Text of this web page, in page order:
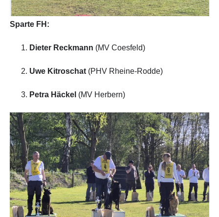
Sparte FH:
Dieter Reckmann (MV Coesfeld)
Uwe Kitroschat (PHV Rheine-Rodde)
Petra Häckel (MV Herbern)